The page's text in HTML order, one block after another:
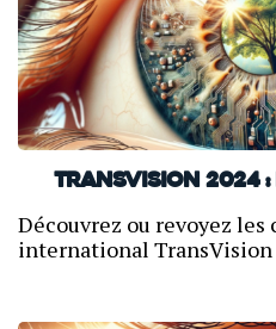
TransVision 2024
Découvrez ou revoyez
international